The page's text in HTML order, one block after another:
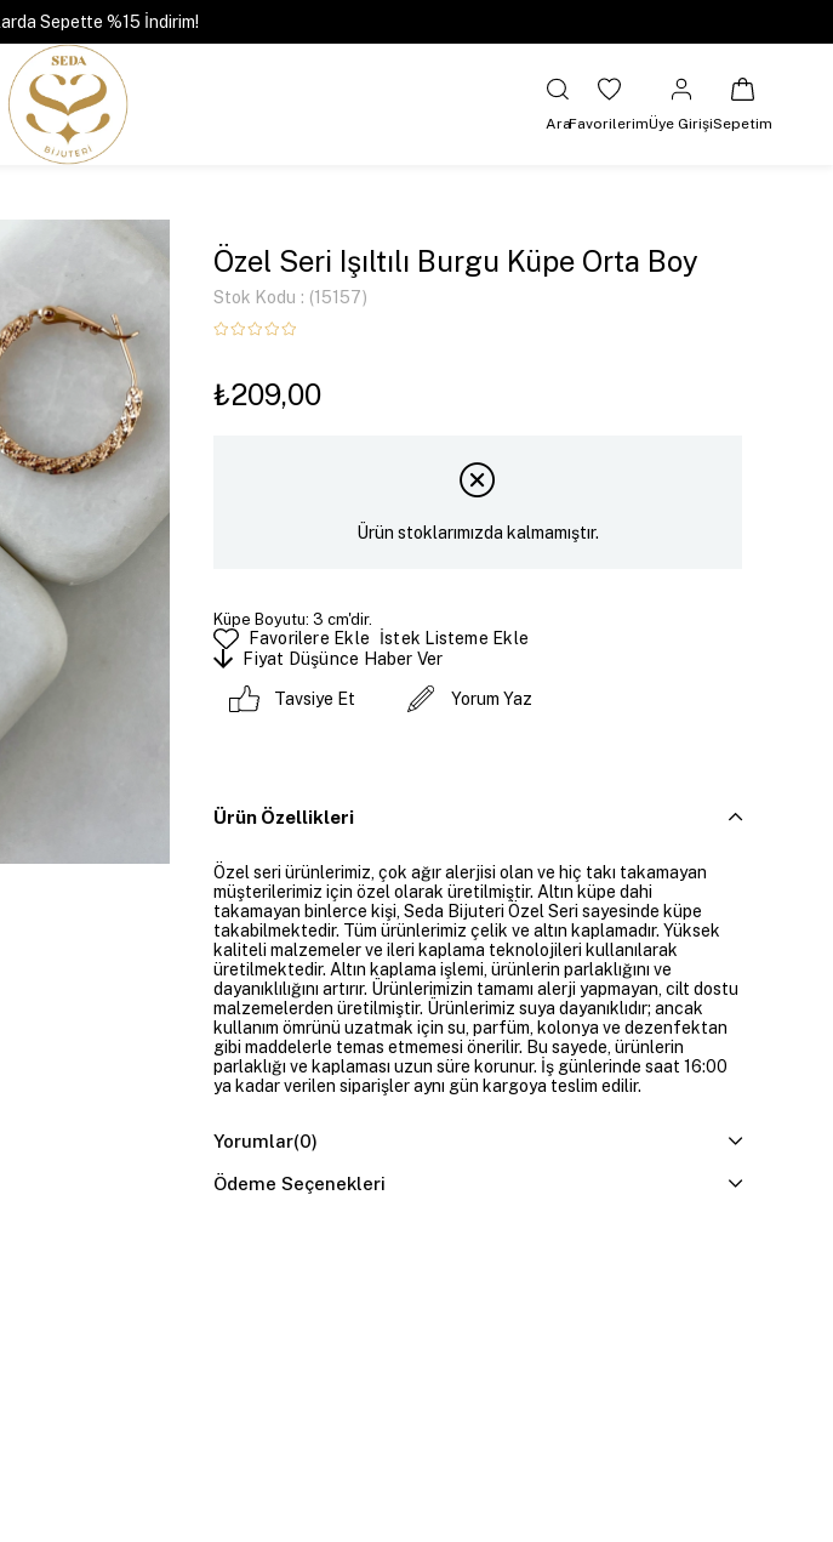
Sepette %15 İndirim!
AraFavorilerimÜye GirişiSepetim
Özel Seri Işıltılı Burgu Küpe Orta Boy
Stok Kodu (15157)
₺209,00
Ürün stoklarımızda kalmamıştır.
Küpe Boyutu: 3 cm'dir.
Favorilere Ekle
İstek Listeme Ekle
Fiyat Düşünce Haber Ver
Tavsiye Et Yorum Yaz
Ürün Özellikleri
Özel seri ürünlerimiz, çok ağır alerjisi olan ve hiç takı takamayan
müşterilerimiz için özel olarak üretilmiştir. Altın küpe dahi
takamayan binlerce kişi, Seda Bijuteri Özel Seri sayesinde küpe
takabilmektedir. Tüm ürünlerimiz çelik ve altın kaplamadır. Yüksek
kaliteli malzemeler ve ileri kaplama teknolojileri kullanılarak
üretilmektedir. Altın kaplama işlemi, ürünlerin parlaklığını ve
dayanıklılığını artırır. Ürünlerimizin tamamı alerji yapmayan, cilt dostu
malzemelerden üretilmiştir. Ürünlerimiz suya dayanıklıdır; ancak
kullanım ömrünü uzatmak için su, parfüm, kolonya ve dezenfektan
gibi maddelerle temas etmemesi önerilir. Bu sayede, ürünlerin
parlaklığı ve kaplaması uzun süre korunur. İş günlerinde saat 16:00
ya kadar verilen siparişler aynı gün kargoya teslim edilir.
Yorumlar(0)
Ödeme Seçenekleri